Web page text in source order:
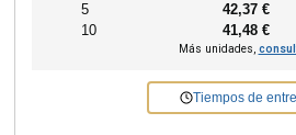
5
42,37 €
10
41,48 €
Más unidades,
Tiempos de